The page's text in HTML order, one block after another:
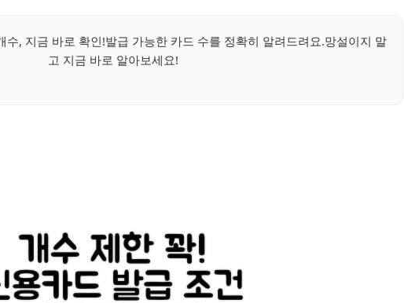
수, 지금 바로 확인!발급 가능한 카드 수를 정확히 알려드려요.망설이지 말
고 지금 바로 알아보세요!